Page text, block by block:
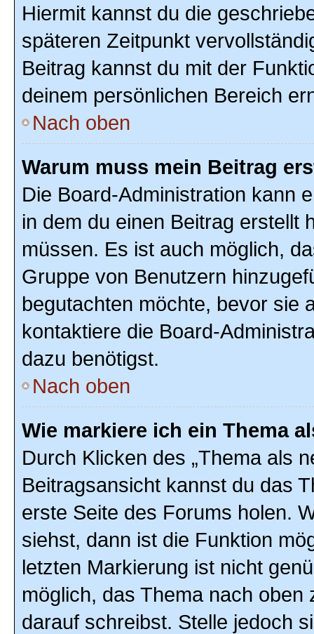
Hiermit kannst du die
späteren Zeitpunkt
Beitrag kannst du mit der
deinem persönlichen Bereich
Nach oben
Warum muss mein Beitrag
Die Board-Administration kann
in dem du einen Beitrag erstellt
müssen. Es ist auch möglich,
Gruppe von Benutzern
begutachten möchte, bevor sie
kontaktiere die Board-
dazu benötigst.
Nach oben
Wie markiere ich ein Thema
Durch Klicken des „Thema als
Beitragsansicht kannst du das
erste Seite des Forums holen.
siehst, dann ist die Funktion
letzten Markierung ist nicht
möglich, das Thema nach
darauf schreibst. Stelle jedoch